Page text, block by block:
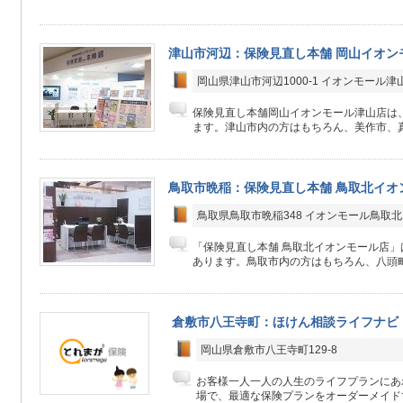
津山市河辺：保険見直し本舗 岡山イオン
岡山県津山市河辺1000-1 イオンモール津
保険見直し本舗岡山イオンモール津山店は
ます。津山市内の方はもちろん、美作市、
鳥取市晩稲：保険見直し本舗 鳥取北イオ
鳥取県鳥取市晩稲348 イオンモール鳥取
「保険見直し本舗 鳥取北イオンモール店
あります。鳥取市内の方はもちろん、八頭
倉敷市八王寺町：ほけん相談ライフナ
岡山県倉敷市八王寺町129-8
お客様一人一人の人生のライフプランに
場で、最適な保険プランをオーダーメイ